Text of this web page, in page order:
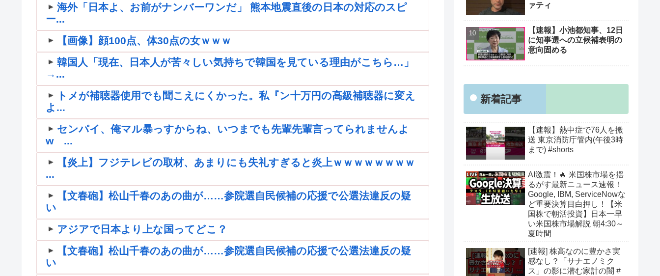
海外「日本よ、お前がナンバーワンだ」 熊本地震直後の日本の対応のスピ
ー...
【画像】顔100点、体30点の女ｗｗｗ
韓国人「現在、日本人が苦々しい気持ちで韓国を見ている理由がこちら…」
→...
トメが補聴器使用でも聞こえにくかった。私『ン十万円の高級補聴器に変え
よ...
センパイ、俺マル暴っすからね、いつまでも先輩先輩言ってられませんよ
w ...
【炎上】フジテレビの取材、あまりにも失礼すぎると炎上ｗｗｗｗｗｗｗｗ
...
【文春砲】松山千春のあの曲が……参院選自民候補の応援で公選法違反の疑
い
アジアで日本より上な国ってどこ？
【文春砲】松山千春のあの曲が……参院選自民候補の応援で公選法違反の疑
い
ァティ
【速報】小池都知事、12日
に知事選への立候補表明の
意向固める
新着記事
【速報】熱中症で76人を搬
送 東京消防庁管内(午後3時
まで) #shorts
AI激震！🔥 米国株市場を揺
るがす最新ニュース速報！
Google, IBM, ServiceNowな
ど重要決算目白押し！【米
国株で朝活投資】日本一早
い米国株市場解説 朝4:30～
夏時間
[速報] 株高なのに豊かさ実
感なし？「サナエノミク
ス」の影に潜む家計の闇 #